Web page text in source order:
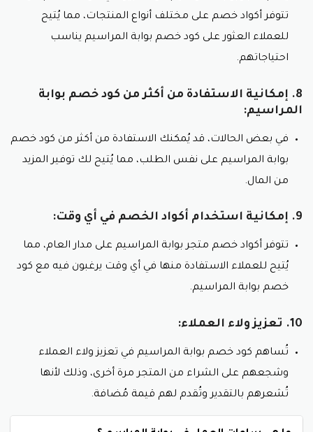
تتوفر أكواد خصم على مختلف أنواع المنتجات، مما يُتيح
للعملاء العثور على كود خصم بوابة المراسيم يناسب
احتياجاتهم.
8. إمكانية الاستفادة من أكثر من كود خصم بوابة
المراسيم:
في بعض الحالات، قد يُمكنك الاستفادة من أكثر من كود خصم
بوابة المراسيم على نفس الطلب، مما يُتيح لك توفير المزيد
من المال.
9. إمكانية استخدام أكواد الخصم في أي وقت:
تتوفر أكواد خصم متجر بوابة المراسيم على مدار العام، مما
يُتيح للعملاء الاستفادة منها في أي وقت يرغبون فيه مع كود
خصم بوابة المراسيم.
10. تعزيز ولاء العملاء:
تُساهم كود خصم بوابة المراسيم في تعزيز ولاء العملاء
وشجعهم على الشراء من المتجر مرة أخرى، وذلك لأنها
تُشعرهم بالتقدير وتُقدم لهم قيمة مُضافة.